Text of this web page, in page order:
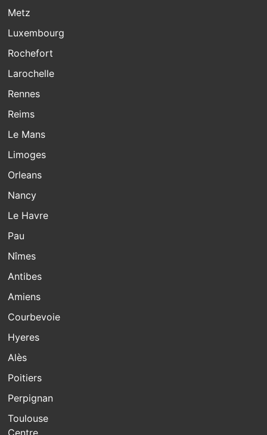
Metz
Luxembourg
Rochefort
Larochelle
Rennes
Reims
Le Mans
Limoges
Orleans
Nancy
Le Havre
Pau
Nîmes
Antibes
Amiens
Courbevoie
Hyeres
Alès
Poitiers
Perpignan
Toulouse